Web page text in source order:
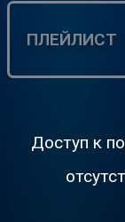
ПЛЕЙЛИСТ
Доступ к